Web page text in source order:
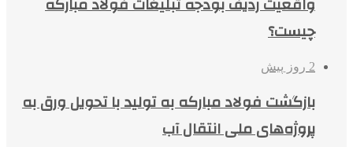
چیست؟
2 روز پیش
بازگشت فولاد مبارکه به تولید با تحویل ورق به
پروژه‌های ملی انتقال آب